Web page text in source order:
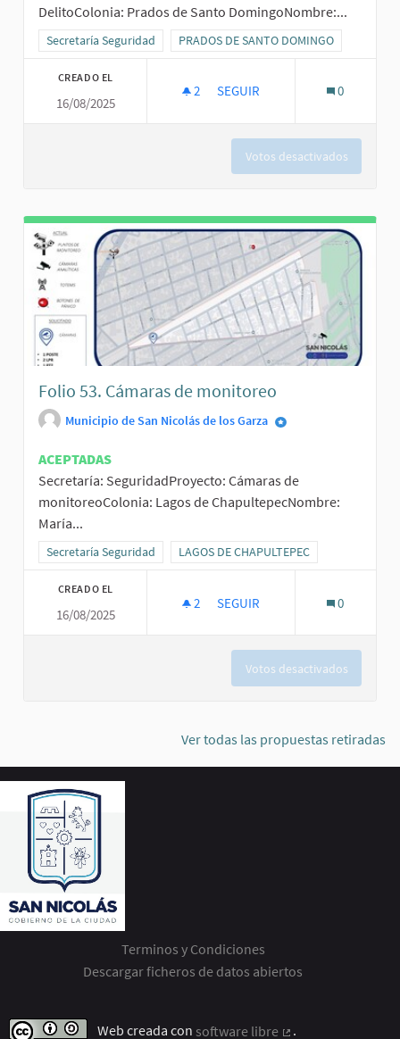
DelitoColonia: Prados de Santo DomingoNombre:...
Resultados al filtrar por la categoría: Secretaría Seguridad
Secretaría Seguridad Resultados al filtrar por el ámbito:
PRADOS DE SANTO DOMINGO
CREADO EL
16/08/2025
2 2 SEGUIDORAS
SEGUIR 0
Votos desactivados
Folio 53. Cámaras de monitoreo
Municipio de San Nicolás de los Garza
ACEPTADAS
Secretaría: SeguridadProyecto: Cámaras de
monitoreoColonia: Lagos de ChapultepecNombre:
María...
Resultados al filtrar por la categoría: Secretaría Seguridad
Secretaría Seguridad Resultados al filtrar por el ámbito: LAGOS
LAGOS DE CHAPULTEPEC
CREADO EL
16/08/2025
2 2 SEGUIDORAS
SEGUIR 0
Votos desactivados
Ver todas las propuestas retiradas
Terminos y Condiciones
Descargar ficheros de datos abiertos
Web creada con software libre
.